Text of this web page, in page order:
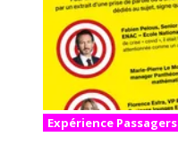
Expérience Passagers